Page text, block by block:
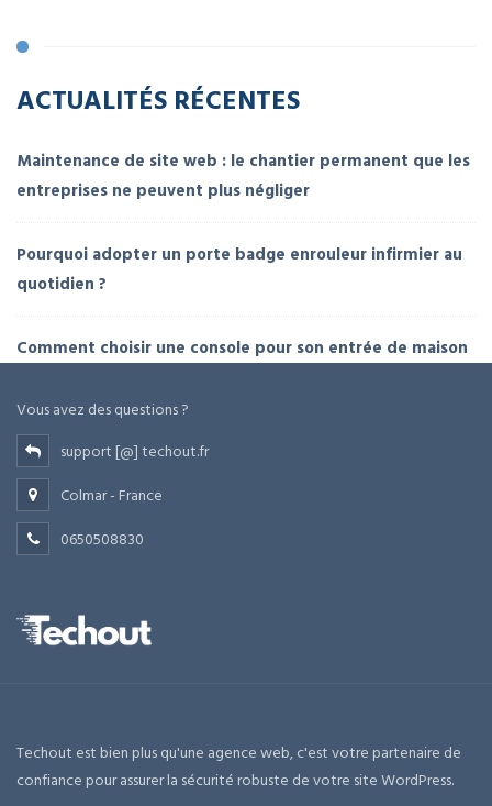
ACTUALITÉS RÉCENTES
Maintenance de site web : le chantier permanent que les
entreprises ne peuvent plus négliger
Pourquoi adopter un porte badge enrouleur infirmier au
quotidien ?
Comment choisir une console pour son entrée de maison
Vous avez des questions ?
support [@] techout.fr
Colmar - France
0650508830
Techout est bien plus qu'une agence web, c'est votre partenaire de
confiance pour assurer la sécurité robuste de votre site WordPress.